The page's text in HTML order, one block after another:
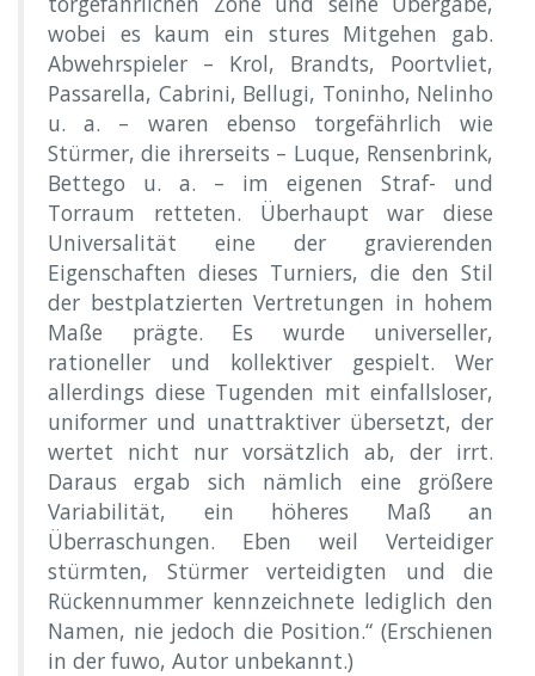
wobei es kaum ein stures Mitgehen gab.
Abwehrspieler – Krol, Brandts, Poortvliet,
Passarella, Cabrini, Bellugi, Toninho, Nelinho
u. a. – waren ebenso torgefährlich wie
Stürmer, die ihrerseits – Luque, Rensenbrink,
Bettego u. a. – im eigenen Straf- und
Torraum retteten. Überhaupt war diese
Universalität eine der gravierenden
Eigenschaften dieses Turniers, die den Stil
der bestplatzierten Vertretungen in hohem
Maße prägte. Es wurde universeller,
rationeller und kollektiver gespielt. Wer
allerdings diese Tugenden mit einfallsloser,
uniformer und unattraktiver übersetzt, der
wertet nicht nur vorsätzlich ab, der irrt.
Daraus ergab sich nämlich eine größere
Variabilität, ein höheres Maß an
Überraschungen. Eben weil Verteidiger
stürmten, Stürmer verteidigten und die
Rückennummer kennzeichnete lediglich den
Namen, nie jedoch die Position.“ (Erschienen
in der fuwo, Autor unbekannt.)